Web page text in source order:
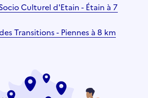
Culturel d'Etain - Étain à 7
Transitions - Piennes à 8 km